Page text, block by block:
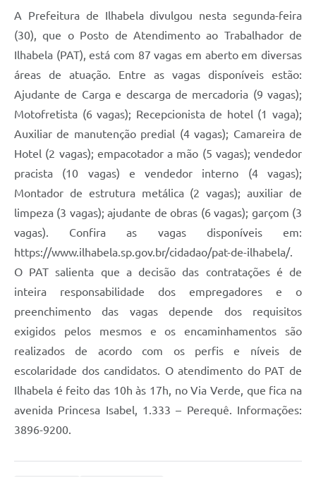
A Prefeitura de Ilhabela divulgou nesta segunda-feira
(30), que o Posto de Atendimento ao Trabalhador de
Ilhabela (PAT), está com 87 vagas em aberto em diversas
áreas de atuação. Entre as vagas disponíveis estão:
Ajudante de Carga e descarga de mercadoria (9 vagas);
Motofretista (6 vagas); Recepcionista de hotel (1 vaga);
Auxiliar de manutenção predial (4 vagas); Camareira de
Hotel (2 vagas); empacotador a mão (5 vagas); vendedor
pracista (10 vagas) e vendedor interno (4 vagas);
Montador de estrutura metálica (2 vagas); auxiliar de
limpeza (3 vagas); ajudante de obras (6 vagas); garçom (3
vagas). Confira as vagas disponíveis em:
https://www.ilhabela.sp.gov.br/cidadao/pat-de-ilhabela/.
O PAT salienta que a decisão das contratações é de
inteira responsabilidade dos empregadores e o
preenchimento das vagas depende dos requisitos
exigidos pelos mesmos e os encaminhamentos são
realizados de acordo com os perfis e níveis de
escolaridade dos candidatos. O atendimento do PAT de
Ilhabela é feito das 10h às 17h, no Via Verde, que fica na
avenida Princesa Isabel, 1.333 – Perequê. Informações:
3896-9200.